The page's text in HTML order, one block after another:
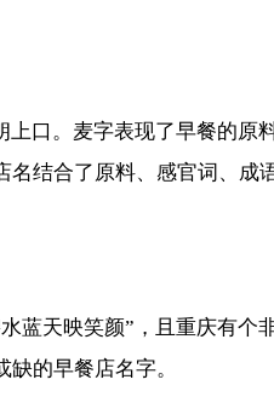
口。麦字表现了早餐的
结合了原料、感官词、成
蓝天映笑颜”，且重庆有
的早餐店名字。